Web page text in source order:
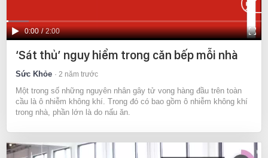
Current
Time
0:00 / Duration
2:00
‘Sát thủ’ nguy hiểm trong căn bếp mỗi nhà
Sức Khỏe 2 năm trước
Một trong số những nguyên nhân gây tử vong hàng đầu trên toàn
cầu là ô nhiễm không khí. Trong đó có bao gồm ô nhiễm không khí
trong nhà, phần lớn là do nấu ăn.